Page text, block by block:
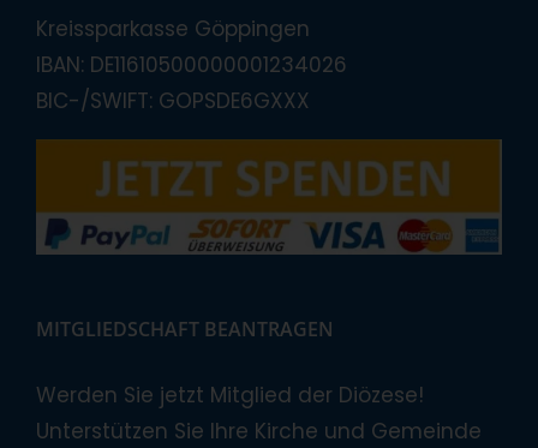
Kreissparkasse Göppingen
IBAN: DE11610500000001234026
BIC-/SWIFT: GOPSDE6GXXX
MITGLIEDSCHAFT BEANTRAGEN
Werden Sie jetzt Mitglied der Diözese!
Unterstützen Sie Ihre Kirche und Gemeinde